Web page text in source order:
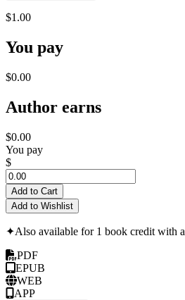
$1.00
You pay
$0.00
Author earns
$0.00
You pay
$
Add to Cart
Add to Wishlist
✦Also available for 1 book credit with a
PDF
EPUB
WEB
APP